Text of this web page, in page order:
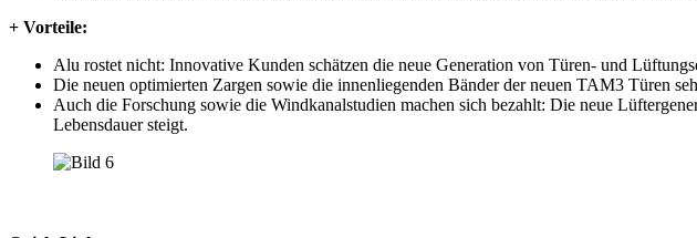
+ Vorteile:
Alu rostet nicht: Innovative Kunden schätzen die neue Generation von Türen- und
Die neuen optimierten Zargen sowie die innenliegenden Bänder der neuen TAM3 Türen
Auch die Forschung sowie die Windkanalstudien machen sich bezahlt: Die neue
Lebensdauer steigt.